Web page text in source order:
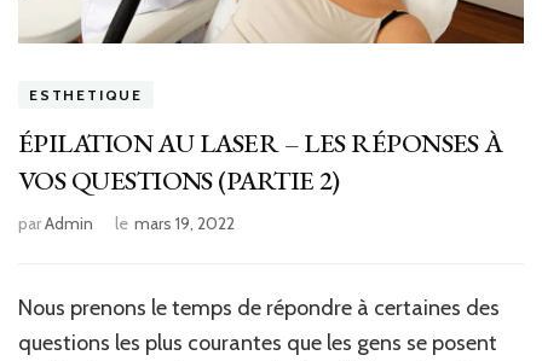
ESTHETIQUE
ÉPILATION AU LASER – LES RÉPONSES À
VOS QUESTIONS (PARTIE 2)
parAdmin le mars 19, 2022
Nous prenons le temps de répondre à certaines des
questions les plus courantes que les gens se posent